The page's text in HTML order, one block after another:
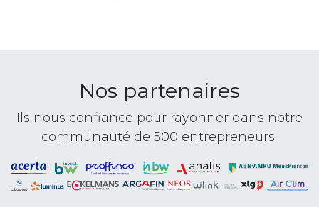
Nos partenaires
Ils nous confiance pour rayonner dans notre
communauté de 500 entrepreneurs